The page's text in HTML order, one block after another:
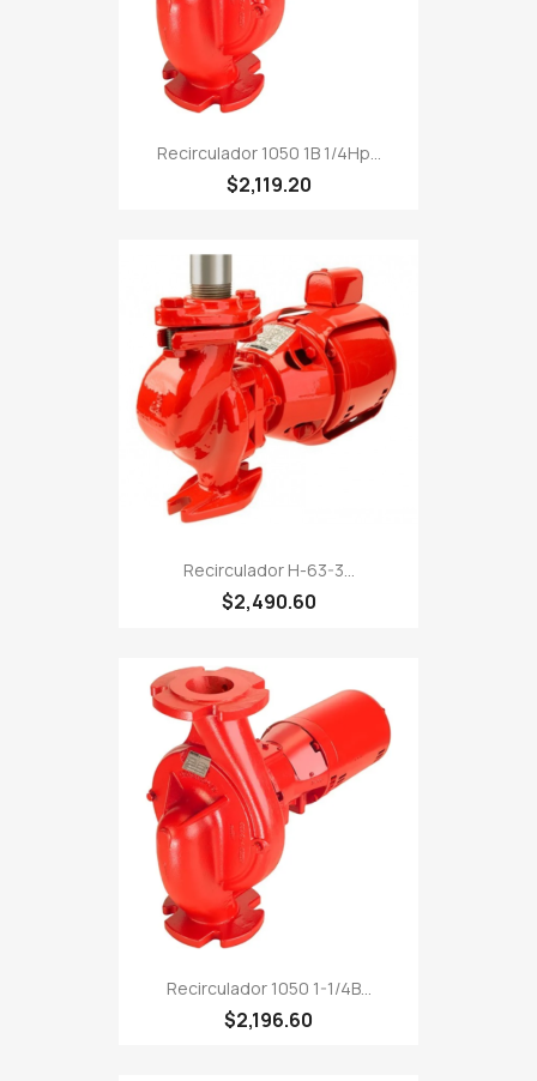
Recirculador 1050 1B 1/4Hp...
$2,119.20
Recirculador H-63-3...
$2,490.60
Recirculador 1050 1-1/4B...
$2,196.60